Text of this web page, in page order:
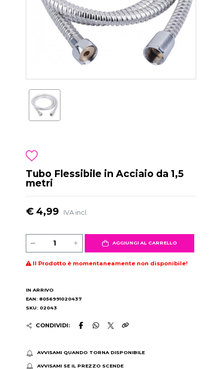
Tubo Flessibile in Acciaio da 1,5
metri
€ 4,99 IVA incl.
AGGIUNGI AL CARRELLO
Il Prodotto è momentaneamente non disponibile!
IN ARRIVO
EAN: 8056991020437
SKU: 02043
CONDIVIDI:
AVVISAMI QUANDO TORNA DISPONIBILE
AVVISAMI SE IL PREZZO SCENDE